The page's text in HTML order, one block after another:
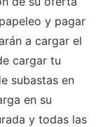
y pagar
a cargar el
cargar tu
subastas en
en su
y todas las